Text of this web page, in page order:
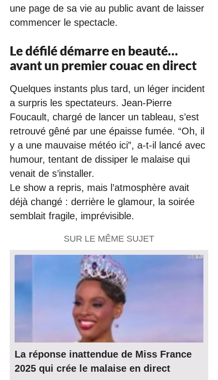
une page de sa vie au public avant de laisser
commencer le spectacle.
Le défilé démarre en beauté…
avant un premier couac en direct
Quelques instants plus tard, un léger incident
a surpris les spectateurs. Jean-Pierre
Foucault, chargé de lancer un tableau, s’est
retrouvé gêné par une épaisse fumée. “Oh, il
y a une mauvaise météo ici”, a-t-il lancé avec
humour, tentant de dissiper le malaise qui
venait de s’installer.
Le show a repris, mais l’atmosphère avait
déjà changé : derrière le glamour, la soirée
semblait fragile, imprévisible.
SUR LE MÊME SUJET
La réponse inattendue de Miss France
2025 qui crée le malaise en direct